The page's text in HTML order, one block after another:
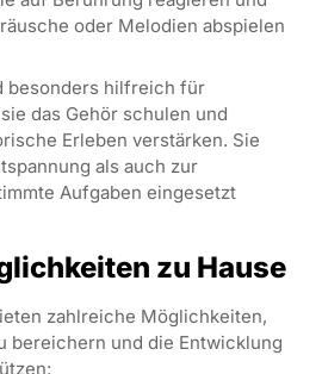
oder Melodien abspielen
besonders hilfreich für
das Gehör schulen und
Erleben verstärken. Sie
als auch zur
Aufgaben eingesetzt
zu Hause
zahlreiche Möglichkeiten,
bereichern und die Entwicklung